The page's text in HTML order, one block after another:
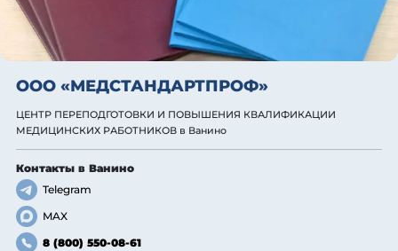
ООО «МЕДСТАНДАРТПРОФ»
ЦЕНТР ПЕРЕПОДГОТОВКИ И ПОВЫШЕНИЯ КВАЛИФИКАЦИИ
МЕДИЦИНСКИХ РАБОТНИКОВ в Ванино
Контакты в Ванино
Telegram
MAX
8 (800) 550-08-61